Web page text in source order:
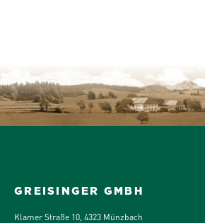
GREISINGER GMBH
Klamer Straße 10, 4323 Münzbach